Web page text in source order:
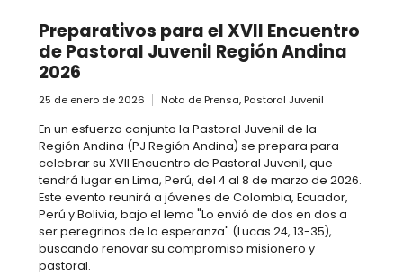
Preparativos para el XVII Encuentro
de Pastoral Juvenil Región Andina
2026
25 de enero de 2026 Nota de Prensa,Pastoral Juvenil
En un esfuerzo conjunto la Pastoral Juvenil de la
Región Andina (PJ Región Andina) se prepara para
celebrar su XVII Encuentro de Pastoral Juvenil, que
tendrá lugar en Lima, Perú, del 4 al 8 de marzo de 2026.
Este evento reunirá a jóvenes de Colombia, Ecuador,
Perú y Bolivia, bajo el lema "Lo envió de dos en dos a
ser peregrinos de la esperanza" (Lucas 24, 13-35),
buscando renovar su compromiso misionero y
pastoral.